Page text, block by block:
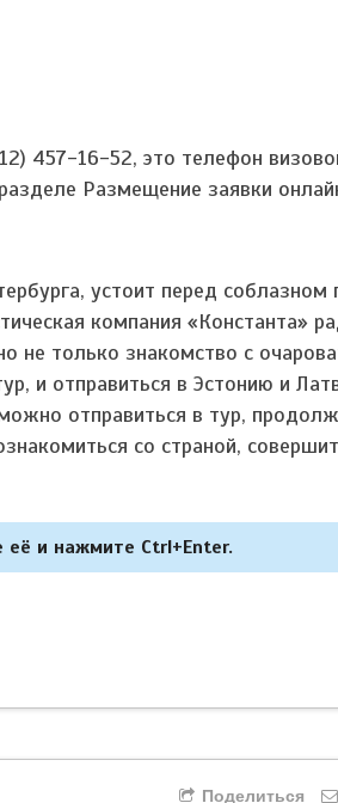
457-16-52, это телефон
Размещение заявки
устоит перед соблазном
компания «Константа»
не только знакомство с
и отправиться в Эстонию и
отправиться в тур,
со страной,
и нажмите Ctrl+Enter.
Поделиться